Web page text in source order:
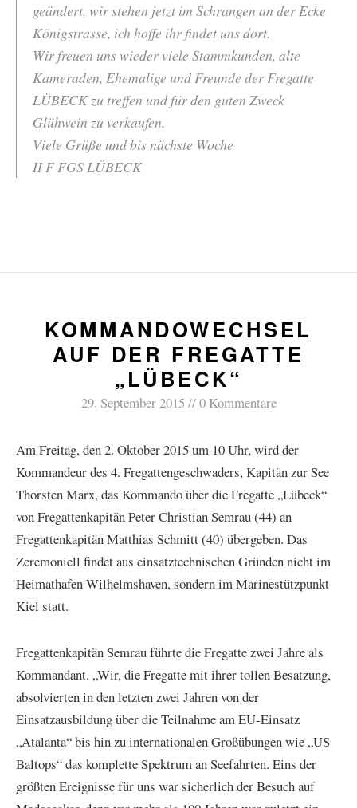
geändert, wir stehen jetzt im Schrangen an der Ecke
Königstrasse, ich hoffe ihr findet uns dort.
Wir freuen uns wieder viele Stammkunden, alte
Kameraden, Ehemalige und Freunde der Fregatte
LÜBECK zu treffen und für den guten Zweck
Glühwein zu verkaufen.
Viele Grüße und bis nächste Woche
II F FGS LÜBECK
KOMMANDOWECHSEL
AUF DER FREGATTE
„LÜBECK“
29. September 2015 0 Kommentare
Am Freitag, den 2. Oktober 2015 um 10 Uhr, wird der
Kommandeur des 4. Fregattengeschwaders, Kapitän zur See
Thorsten Marx, das Kommando über die Fregatte „Lübeck“
von Fregattenkapitän Peter Christian Semrau (44) an
Fregattenkapitän Matthias Schmitt (40) übergeben. Das
Zeremoniell findet aus einsatztechnischen Gründen nicht im
Heimathafen Wilhelmshaven, sondern im Marinestützpunkt
Kiel statt.
Fregattenkapitän Semrau führte die Fregatte zwei Jahre als
Kommandant. „Wir, die Fregatte mit ihrer tollen Besatzung,
absolvierten in den letzten zwei Jahren von der
Einsatzausbildung über die Teilnahme am EU-Einsatz
„Atalanta“ bis hin zu internationalen Großübungen wie „US
Baltops“ das komplette Spektrum an Seefahrten. Eins der
größten Ereignisse für uns war sicherlich der Besuch auf